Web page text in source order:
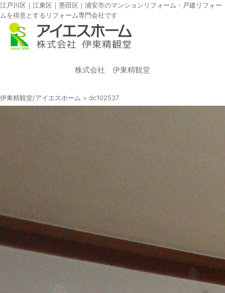
江戸川区｜江東区｜墨田区｜浦安市のマンションリフォーム・戸建リフォー
ムを得意とするリフォーム専門会社です
株式会社 伊東精観堂
伊東精観堂/アイエスホーム > dc102537